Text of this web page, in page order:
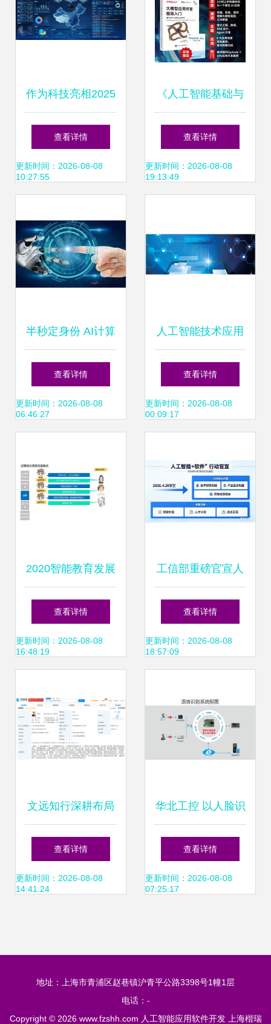
作为科技亮相2025
世界人工智能大
会，引领人工智能
流
查看详情
更新时间：2026-08-08
10:27:55
《人工智能基础与
应用》书评 从理论
到实践的必读指南
查看详情
更新时间：2026-08-08
19:13:49
半秒定身份 AI计算
机视觉如何终结ID
偷猎者的幻想
查看详情
更新时间：2026-08-08
06:46:27
人工智能技术应用
与软件开发 赋能未
来的引擎
查看详情
更新时间：2026-08-08
00:09:17
2020智能教育发展
蓝皮书 以人工智能
开启因材施教新纪
查看详情
更新时间：2026-08-08
16:48:19
工信部重磅官宣人
工智能专项行动 软
件成AI应用关键突
查看详情
更新时间：2026-08-08
18:57:09
文远知行深耕布局
在湖州成立智能科
技公司，聚焦AI软
查看详情
更新时间：2026-08-08
14:41:24
华北工控 以人脸识
别为引擎，让体验
人工智能的强大力
查看详情
更新时间：2026-08-08
07:25:17
地址：上海市青浦区赵巷镇沪青平公路3398号1幢1层
电话：-
Copyright © 2026 www.fzshh.com 人工智能应用软件开发 上海楷瑞